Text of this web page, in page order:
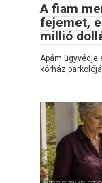
A fiam
fejemet,
millió
Apám ügyvédje
kórház